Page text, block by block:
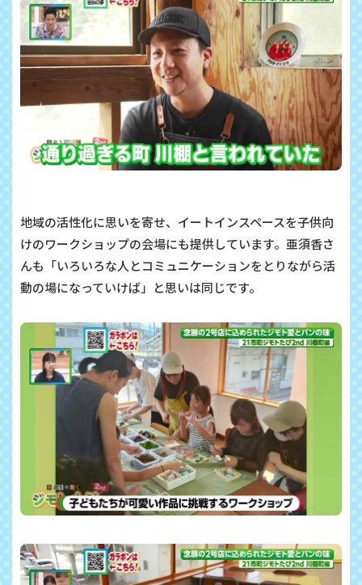
地域の活性化に思いを寄せ、イートインスペースを子供向
けのワークショップの会場にも提供しています。亜須香さ
んも「いろいろな人とコミュニケーションをとりながら活
動の場になっていけば」と思いは同じです。